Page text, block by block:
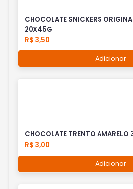
CHOCOLATE SNICKERS
20X45G
R$ 3,50
Adicionar
CHOCOLATE TRENTO AMARELO
R$ 3,00
Adicionar